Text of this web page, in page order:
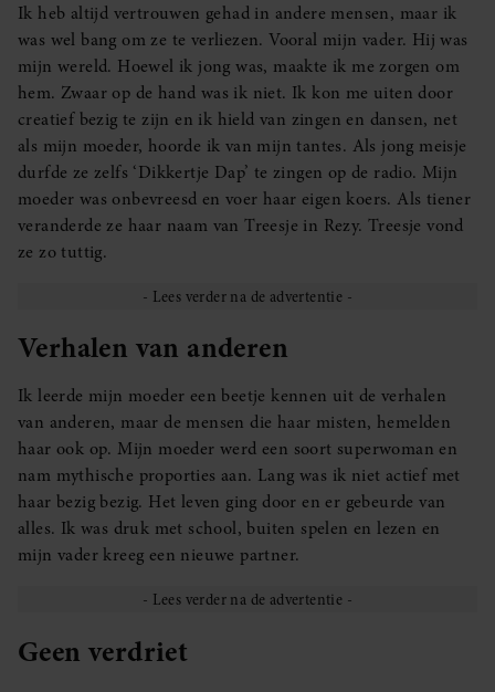
Ik heb altijd vertrouwen gehad in andere mensen, maar ik
was wel bang om ze te verliezen. Vooral mijn vader. Hij was
mijn wereld. Hoewel ik jong was, maakte ik me zorgen om
hem. Zwaar op de hand was ik niet. Ik kon me uiten door
creatief bezig te zijn en ik hield van zingen en dansen, net
als mijn moeder, hoorde ik van mijn tantes. Als jong meisje
durfde ze zelfs ‘Dikkertje Dap’ te zingen op de radio. Mijn
moeder was onbevreesd en voer haar eigen koers. Als tiener
veranderde ze haar naam van Treesje in Rezy. Treesje vond
ze zo tuttig.
Verhalen van anderen
Ik leerde mijn moeder een beetje kennen uit de verhalen
van anderen, maar de mensen die haar misten, hemelden
haar ook op. Mijn moeder werd een soort superwoman en
nam mythische proporties aan. Lang was ik niet actief met
haar bezig bezig. Het leven ging door en er gebeurde van
alles. Ik was druk met school, buiten spelen en lezen en
mijn vader kreeg een nieuwe partner.
Geen verdriet